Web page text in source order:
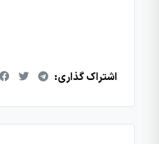
اشتراک گذاری: